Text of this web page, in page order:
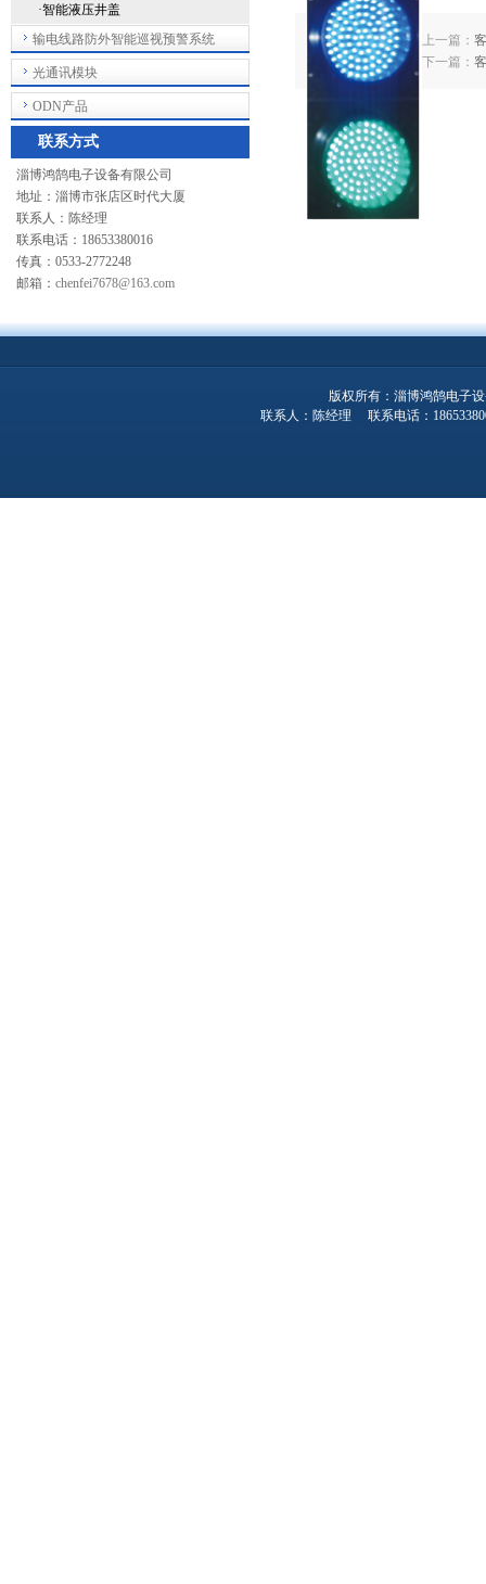
·智能液压井盖
输电线路防外智能巡视预警系统
光通讯模块
ODN产品
联系方式
淄博鸿鹄电子设备有限公司
地址：淄博市张店区时代大厦
联系人：陈经理
联系电话：18653380016
传真：0533-2772248
邮箱： chenfei7678@163.com
上一篇：
下一篇：
版权所有：淄博鸿鹄电子
联系人：陈经理 联系电话：